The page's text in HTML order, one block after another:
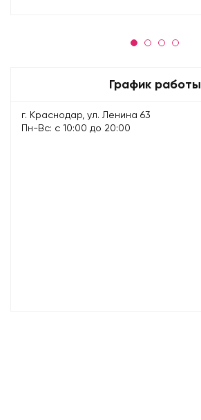
График работы
г. Краснодар, ул. Ленина 63
Пн-Вс: с 10:00 до 20:00